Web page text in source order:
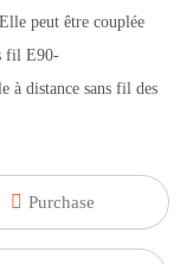
peut être couplée
fil E90-
à distance sans fil des
 Purchase